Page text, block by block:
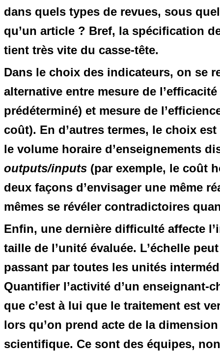
dans quels types de revues, sous
qu’un article ? Bref, la spécification
tient très vite du casse-tête.
Dans le choix des indicateurs, on se
alternative entre mesure de
prédéterminé) et mesure de
coût). En d’autres termes, le choix
le volume horaire d’enseignements
outputs/inputs (par exemple, le coût
deux façons d’envisager une même
mêmes se révéler contradictoires
Enfin, une dernière difficulté affecte
taille de l’unité évaluée. L’échelle
passant par toutes les unités
Quantifier l’activité d’un enseignant-
que c’est à lui que le traitement est
lors qu’on prend acte de la
scientifique. Ce sont des équipes,